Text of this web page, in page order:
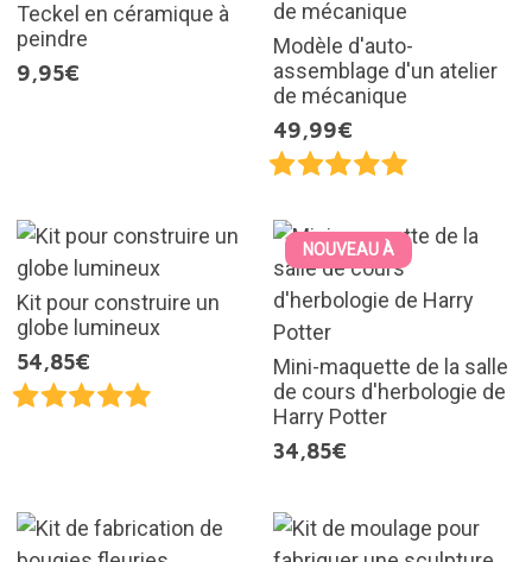
Teckel en céramique à
peindre
9,95€
Modèle d'auto-
assemblage d'un atelier
de mécanique
49,99€
Kit pour construire un
globe lumineux
54,85€
NOUVEAU À
Mini-maquette de la salle
de cours d'herbologie de
Harry Potter
34,85€